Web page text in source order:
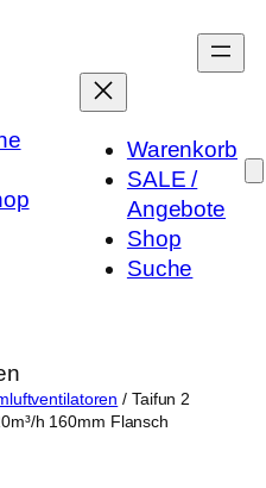
Warenkorb
SALE /
Angebote
Shop
Suche
/ Taifun 2
h 160mm Flansch